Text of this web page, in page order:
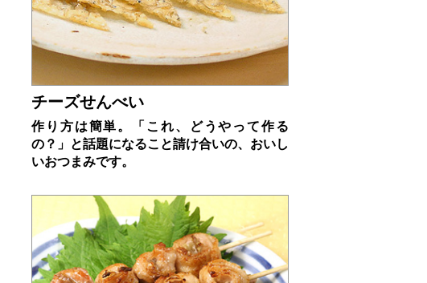
チーズせんべい
作り方は簡単。「これ、どうやって作る
の？」と話題になること請け合いの、おいし
いおつまみです。